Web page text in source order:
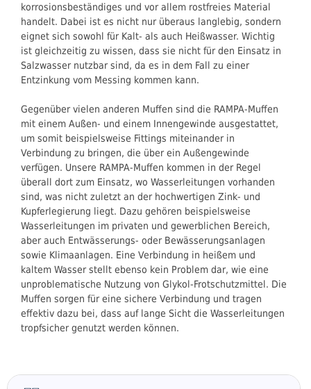
korrosionsbeständiges und vor allem rostfreies Material
handelt. Dabei ist es nicht nur überaus langlebig, sondern
eignet sich sowohl für Kalt- als auch Heißwasser. Wichtig
ist gleichzeitig zu wissen, dass sie nicht für den Einsatz in
Salzwasser nutzbar sind, da es in dem Fall zu einer
Entzinkung vom Messing kommen kann.
Gegenüber vielen anderen Muffen sind die RAMPA-Muffen
mit einem Außen- und einem Innengewinde ausgestattet,
um somit beispielsweise Fittings miteinander in
Verbindung zu bringen, die über ein Außengewinde
verfügen. Unsere RAMPA-Muffen kommen in der Regel
überall dort zum Einsatz, wo Wasserleitungen vorhanden
sind, was nicht zuletzt an der hochwertigen Zink- und
Kupferlegierung liegt. Dazu gehören beispielsweise
Wasserleitungen im privaten und gewerblichen Bereich,
aber auch Entwässerungs- oder Bewässerungsanlagen
sowie Klimaanlagen. Eine Verbindung in heißem und
kaltem Wasser stellt ebenso kein Problem dar, wie eine
unproblematische Nutzung von Glykol-Frotschutzmittel. Die
Muffen sorgen für eine sichere Verbindung und tragen
effektiv dazu bei, dass auf lange Sicht die Wasserleitungen
tropfsicher genutzt werden können.